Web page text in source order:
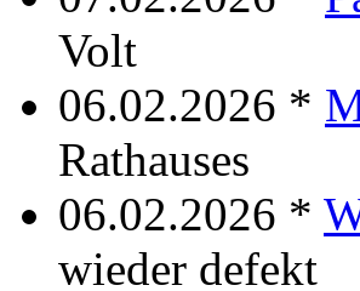
Volt
06.02.2026 *
Rathauses
06.02.2026 *
wieder defekt